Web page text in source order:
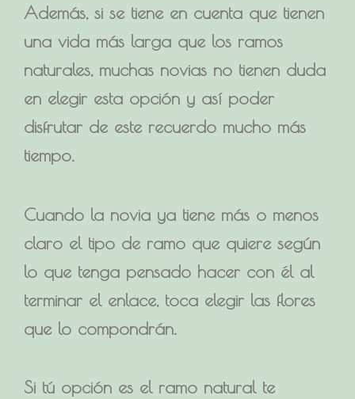
Además, si se tiene en cuenta que tienen
una vida más larga que los ramos
naturales, muchas novias no tienen duda
en elegir esta opción y así poder
disfrutar de este recuerdo mucho más
tiempo.
Cuando la novia ya tiene más o menos
claro el tipo de ramo que quiere según
lo que tenga pensado hacer con él al
terminar el enlace, toca elegir las flores
que lo compondrán.
Si tú opción es el ramo natural te